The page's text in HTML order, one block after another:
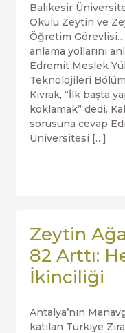
Balıkesir
Okulu Zeytin ve
Öğretim
anlama yollarını
Edremit Meslek
Teknolojileri
Kıvrak, “İlk başta
koklamak” dedi.
sorusuna cevap
Üniversitesi […]
Zeytin
82 Arttı:
İkinciliği
Antalya’nın
katılan Türkiye